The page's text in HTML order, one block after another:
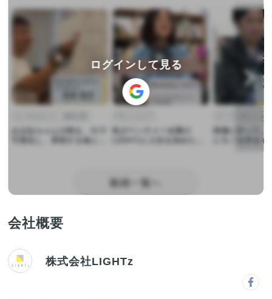
ログインして見る
▶︎ ▶︎ ▶︎
オープンポジション
現場に行って
にモノを作る
です！【採用動
会社概要
株式会社LIGHTz